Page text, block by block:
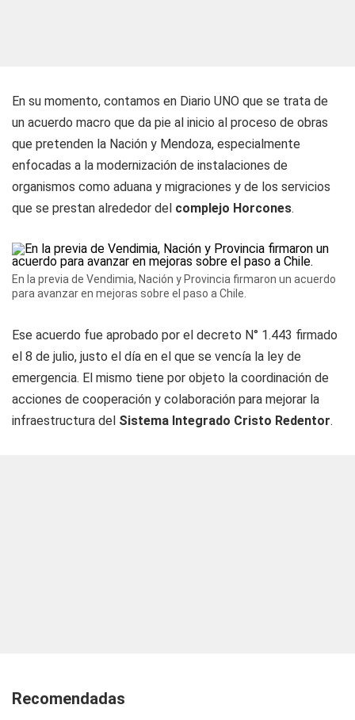
En su momento, contamos en Diario UNO que se trata de
un acuerdo macro que da pie al inicio al proceso de obras
que pretenden la Nación y Mendoza, especialmente
enfocadas a la modernización de instalaciones de
organismos como aduana y migraciones y de los servicios
que se prestan alrededor del complejo Horcones.
En la previa de Vendimia, Nación y Provincia firmaron un acuerdo
para avanzar en mejoras sobre el paso a Chile.
Ese acuerdo fue aprobado por el decreto N° 1.443 firmado
el 8 de julio, justo el día en el que se vencía la ley de
emergencia. El mismo tiene por objeto la coordinación de
acciones de cooperación y colaboración para mejorar la
infraestructura del Sistema Integrado Cristo Redentor.
Recomendadas